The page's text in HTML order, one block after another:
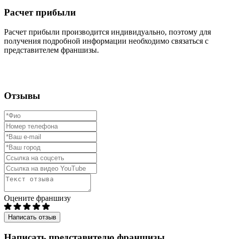
Расчет прибыли
Расчет прибыли производится индивидуально, поэтому для
получения подробной информации необходимо связаться с
представителем франшизы.
Отзывы
Оцените франшизу
Написать отзыв